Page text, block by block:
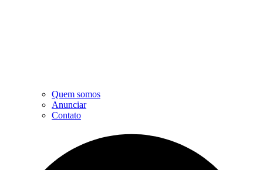
Quem somos
Anunciar
Contato